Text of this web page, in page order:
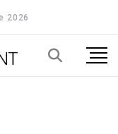
2026